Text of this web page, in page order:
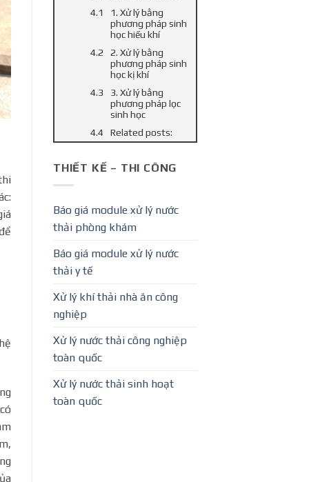
1. Xử lý bằng
phương pháp sinh
học hiếu khí
2. Xử lý bằng
phương pháp sinh
học kị khí
3. Xử lý bằng
phương pháp lọc
sinh học
Related posts:
THIẾT KẾ – THI CÔNG
Báo giá module xử lý nước
thải phòng khám
Báo giá module xử lý nước
thải y tế
Xử lý khí thải nhà ăn công
nghiệp
Xử lý nước thải công nghiệp
toàn quốc
Xử lý nước thải sinh hoạt
toàn quốc